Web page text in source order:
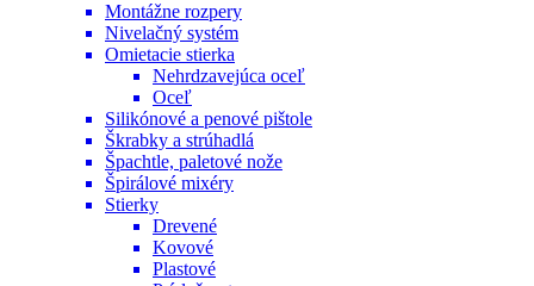
Montážne rozpery
Nivelačný systém
Omietacie stierka
Nehrdzavejúca oceľ
Oceľ
Silikónové a penové pištole
Škrabky a strúhadlá
Špachtle, paletové nože
Špirálové mixéry
Stierky
Drevené
Kovové
Plastové